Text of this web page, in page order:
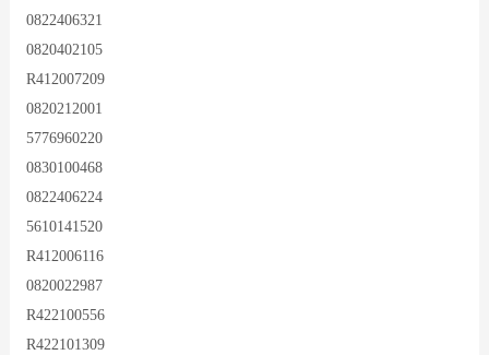
0822406321
0820402105
R412007209
0820212001
5776960220
0830100468
0822406224
5610141520
R412006116
0820022987
R422100556
R422101309